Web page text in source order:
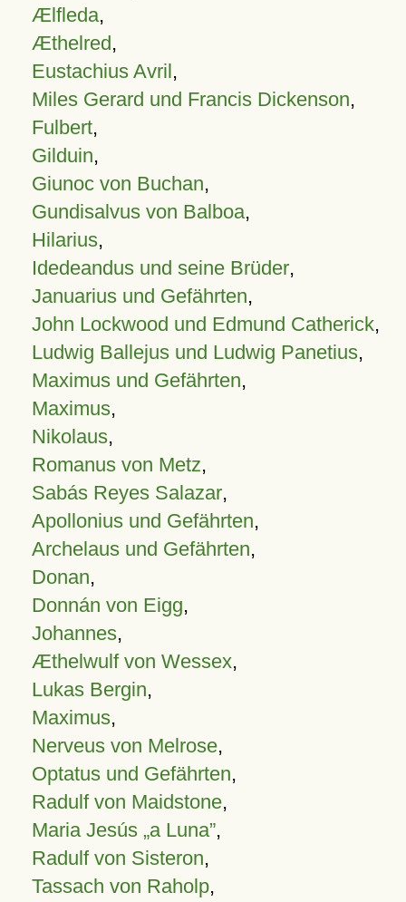
Ælfleda,
Æthelred,
Eustachius Avril,
Miles Gerard und Francis Dickenson,
Fulbert,
Gilduin,
Giunoc von Buchan,
Gundisalvus von Balboa,
Hilarius,
Idedeandus und seine Brüder,
Januarius und Gefährten,
John Lockwood und Edmund Catherick,
Ludwig Ballejus und Ludwig Panetius,
Maximus und Gefährten,
Maximus,
Nikolaus,
Romanus von Metz,
Sabás Reyes Salazar,
Apollonius und Gefährten,
Archelaus und Gefährten,
Donan,
Donnán von Eigg,
Johannes,
Æthelwulf von Wessex,
Lukas Bergin,
Maximus,
Nerveus von Melrose,
Optatus und Gefährten,
Radulf von Maidstone,
Maria Jesús „a Luna”,
Radulf von Sisteron,
Tassach von Raholp,